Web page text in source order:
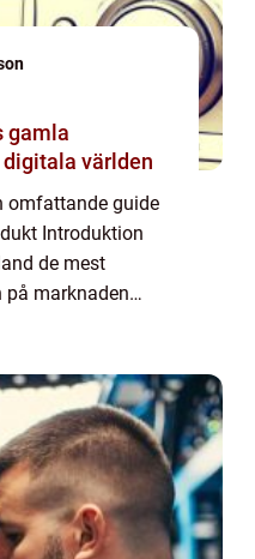
världen
omfattande guide
Introduktion
de mest
på marknaden